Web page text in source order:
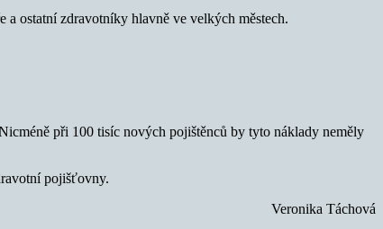
ostatní zdravotníky hlavně ve velkých městech.
při 100 tisíc nových pojištěnců by tyto náklady neměly
pojišťovny.
Veronika Táchová